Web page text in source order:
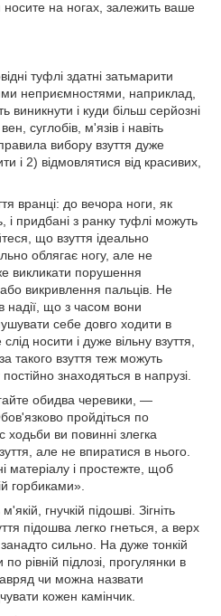
носите на ногах, залежить ваше
туфлі здатні затьмарити
неприємностями, наприклад,
виникнути і куди більш серйозні
суглобів, м'язів і навіть
вибору взуття дуже
і 2) відмовлятися від красивих,
вранці: до вечора ноги, як
і придбані з ранку туфлі можуть
що взуття ідеально
облягає ногу, але не
викликати порушення
або викривлення пальців. Не
надії, що з часом вони
себе довго ходити в
носити і дуже вільну взуття,
такого взуття теж можуть
знаходяться в напрузі.
обидва черевики, —
пройдіться по
ходьби ви повинні злегка
але не впиратися в нього.
матеріалу і простежте, щоб
горбиками».
гнучкій підошві. Зігніть
підошва легко гнеться, а верх
сильно. На дуже тонкій
рівній підлозі, прогулянки в
чи можна назвати
кожен камінчик.